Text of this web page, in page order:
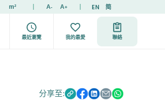
m² A- A+ EN 简
最近瀏覽 我的最愛 聯絡
分享至: